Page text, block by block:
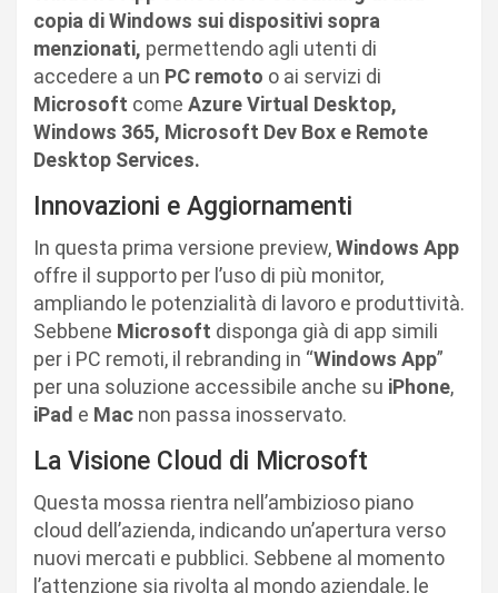
copia di Windows sui dispositivi sopra
menzionati, permettendo agli utenti di
accedere a un PC remoto o ai servizi di
Microsoft come Azure Virtual Desktop,
Windows 365, Microsoft Dev Box e Remote
Desktop Services.
Innovazioni e Aggiornamenti
In questa prima versione preview,Windows App
offre il supporto per l’uso di più monitor,
ampliando le potenzialità di lavoro e produttività.
Sebbene Microsoft disponga già di app simili
per i PC remoti, il rebranding in “Windows App”
per una soluzione accessibile anche su iPhone,
iPad e Mac non passa inosservato.
La Visione Cloud di Microsoft
Questa mossa rientra nell’ambizioso piano
cloud dell’azienda, indicando un’apertura verso
nuovi mercati e pubblici. Sebbene al momento
l’attenzione sia rivolta al mondo aziendale, le